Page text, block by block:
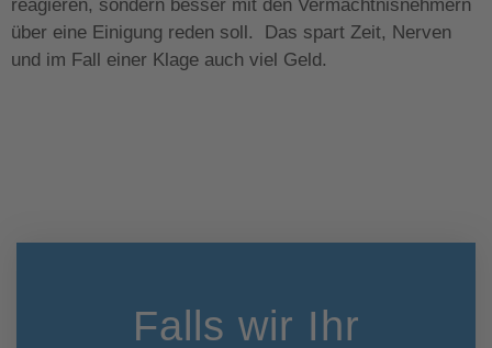
reagieren, sondern besser mit den Vermächtnisnehmern
über eine Einigung reden soll. Das spart Zeit, Nerven
und im Fall einer Klage auch viel Geld.
Falls wir Ihr